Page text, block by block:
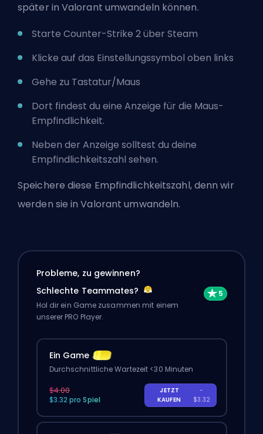
später in Valorant umwandeln können.
Starte Counter-Strike 2 über Steam
Klicke auf das Einstellungssymbol oben links
Gehe zu Tastatur/Maus
Dort findest du eine Anzeige für die Maus-
Empfindlichkeit.
Neben der Anzeige solltest du deine
Empfindlichkeitszahl sehen.
Speichere diese Empfindlichkeitszahl, denn wir
werden sie in Valorant umwandeln.
Probleme, zu gewinnen?
Schlechte Teammates?
Hol dir ein Game zusammen mit einem
unserer PRO Player.
Ein Game
Durchschnittliche Wartezeit <30 Minuten
$4.00
$3.32 pro Spiel
JETZT
KAUFEN
-
$3.32